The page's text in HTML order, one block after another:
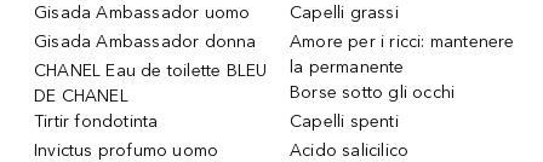
Gisada Ambassador uomo
Gisada Ambassador donna
CHANEL Eau de toilette BLEU
DE CHANEL
Tirtir fondotinta
Invictus profumo uomo
Capelli grassi
Amore per i ricci: mantenere
la permanente
Borse sotto gli occhi
Capelli spenti
Acido salicilico